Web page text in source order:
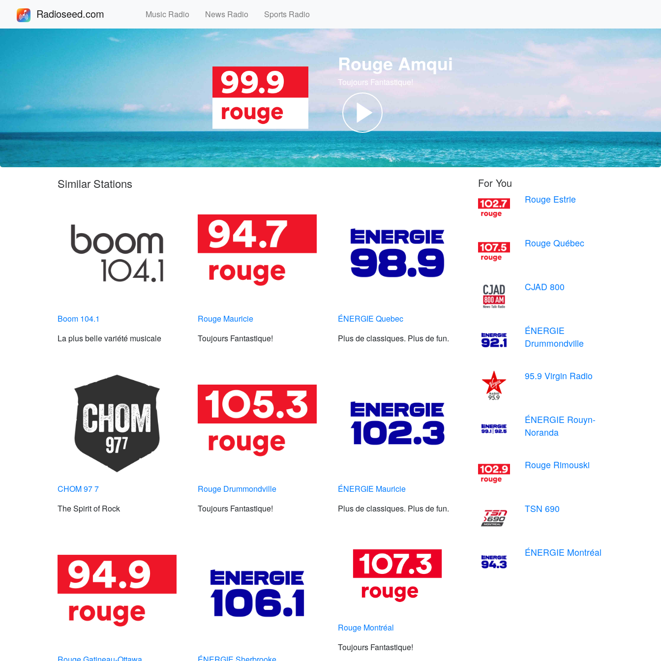
Radioseed.com Music Radio News Radio Sports Radio
Rouge Amqui
Toujours Fantastique!
Similar Stations
Boom 104.1
La plus belle variété musicale
Rouge Mauricie
Toujours Fantastique!
ÉNERGIE Quebec
Plus de classiques. Plus de fun.
CHOM 97 7
The Spirit of Rock
Rouge Drummondville
Toujours Fantastique!
ÉNERGIE Mauricie
Plus de classiques. Plus de fun.
Rouge Montréal
Toujours Fantastique!
For You
Rouge Estrie
Rouge Québec
CJAD 800
ÉNERGIE
Drummondville
95.9 Virgin Radio
ÉNERGIE Rouyn-
Noranda
Rouge Rimouski
TSN 690
ÉNERGIE Montréal